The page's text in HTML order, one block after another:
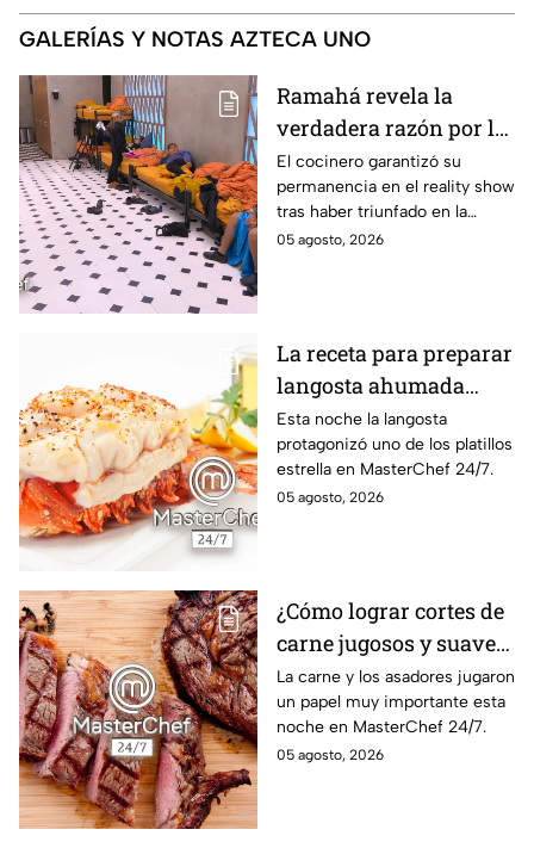
GALERÍAS Y NOTAS AZTECA UNO
Ramahá revela la
verdadera razón por la
que subió a Daniela al
balcón de MasterChef
24/7
El cocinero garantizó su
permanencia en el reality show
tras haber triunfado en la
pasada batalla por equipos
05 agosto, 2026
La receta para preparar
langosta ahumada
como en MasterChef
24/7
Esta noche la langosta
protagonizó uno de los platillos
estrella en MasterChef 24/7.
05 agosto, 2026
¿Cómo lograr cortes de
carne jugosos y suaves
al estilo MasterChef
24/7?
La carne y los asadores jugaron
un papel muy importante esta
noche en MasterChef 24/7.
05 agosto, 2026